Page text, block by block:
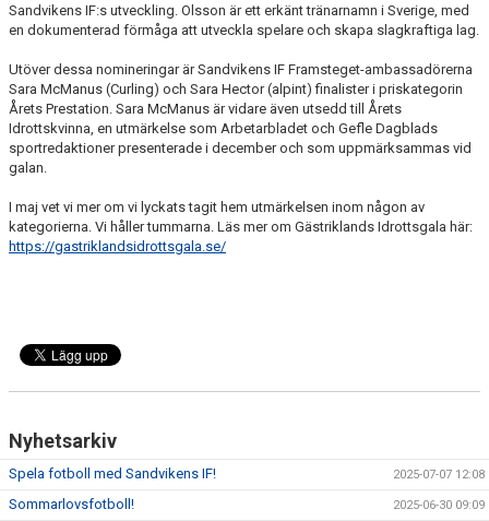
Sandvikens IF:s utveckling. Olsson är ett erkänt tränarnamn i Sverige, med
en dokumenterad förmåga att utveckla spelare och skapa slagkraftiga lag.
Utöver dessa nomineringar är Sandvikens IF Framsteget-ambassadörerna
Sara McManus (Curling) och Sara Hector (alpint) finalister i priskategorin
Årets Prestation. Sara McManus är vidare även utsedd till Årets
Idrottskvinna, en utmärkelse som Arbetarbladet och Gefle Dagblads
sportredaktioner presenterade i december och som uppmärksammas vid
galan.
I maj vet vi mer om vi lyckats tagit hem utmärkelsen inom någon av
kategorierna. Vi håller tummarna. Läs mer om Gästriklands Idrottsgala här:
https://gastriklandsidrottsgala.se/
Nyhetsarkiv
Spela fotboll med Sandvikens IF! 2025-07-07 12:08
Sommarlovsfotboll! 2025-06-30 09:09